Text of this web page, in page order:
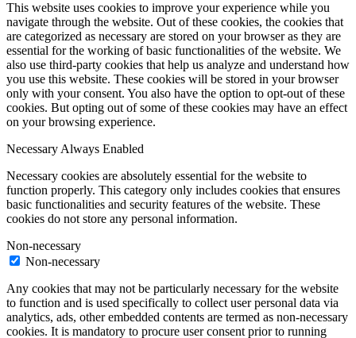
This website uses cookies to improve your experience while you
navigate through the website. Out of these cookies, the cookies that
are categorized as necessary are stored on your browser as they are
essential for the working of basic functionalities of the website. We
also use third-party cookies that help us analyze and understand how
you use this website. These cookies will be stored in your browser
only with your consent. You also have the option to opt-out of these
cookies. But opting out of some of these cookies may have an effect
on your browsing experience.
NecessaryAlways Enabled
Necessary cookies are absolutely essential for the website to
function properly. This category only includes cookies that ensures
basic functionalities and security features of the website. These
cookies do not store any personal information.
Non-necessary
Non-necessary
Any cookies that may not be particularly necessary for the website
to function and is used specifically to collect user personal data via
analytics, ads, other embedded contents are termed as non-necessary
cookies. It is mandatory to procure user consent prior to running